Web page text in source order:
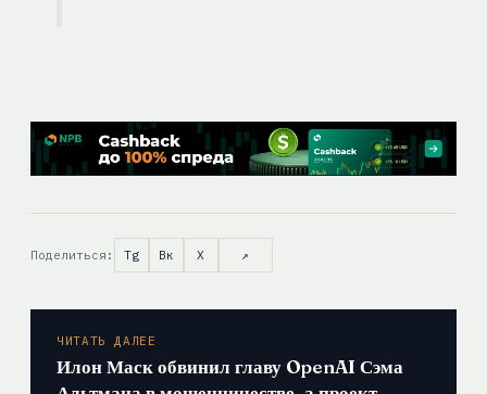
Поделиться: Tg Вк X ↗
ЧИТАТЬ ДАЛЕЕ
Илон Маск обвинил главу OpenAI Сэма